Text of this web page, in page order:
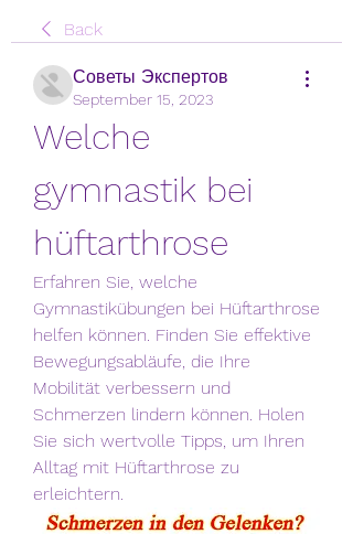
Back
Советы Экспертов
September 15, 2023
Welche
gymnastik bei
hüftarthrose
Erfahren Sie, welche
Gymnastikübungen bei Hüftarthrose
helfen können. Finden Sie effektive
Bewegungsabläufe, die Ihre
Mobilität verbessern und
Schmerzen lindern können. Holen
Sie sich wertvolle Tipps, um Ihren
Alltag mit Hüftarthrose zu
erleichtern.